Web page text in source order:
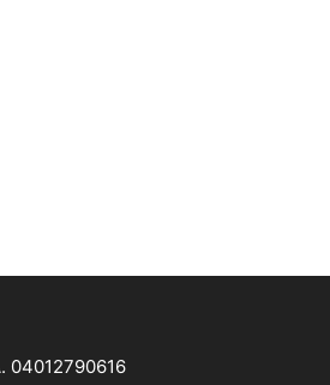
04012790616